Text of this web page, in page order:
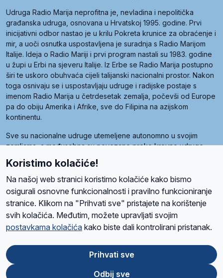
Udruga Radio Marija neprofitna je, nevladina i nepolitička
građanska udruga, osnovana u Hrvatskoj 1995. godine. Prvi
inicijativni odbor nastao je u krilu Pokreta krunice za obraćenje i
mir, a uoči osnutka uspostavljena je suradnja s Radio Marijom
Italije. Ideja o Radio Mariji i prvi program nastali su 1983. godine
u župi u Erbi na sjeveru Italije. Iz Erbe se Radio Marija postupno
širi te uskoro obuhvaća cijeli talijanski nacionalni prostor. Nakon
toga osnivaju se i uspostavljaju udruge i radijske postaje s
imenom Radio Marija u četrdesetak zemalja, počevši od Europe
pa do obiju Amerika i Afrike, sve do Filipina na azijskom
kontinentu.
Sve su nacionalne udruge utemeljene autonomno u svojim
zemljama, a međusobna su povezane preko krovne udruge
Radio Maria). Svjetsku obitelj utemeljilo je sedam članica, među
kojima je i hrvatska Udruga Radio Marija.
O namaRadio ProgramVolonteriPrijateljiKontaktPravila privatnosti
Ova stranica je zaštićena Google reCAPTCHA sustavom
Google
Koristimo kolačiće!
Na našoj web stranici koristimo kolačiće kako bismo
osigurali osnovne funkcionalnosti i pravilno funkcioniranje
stranice. Klikom na "Prihvati sve" pristajete na korištenje
svih kolačića. Međutim, možete upravljati svojim
postavkama kolačića kako biste dali kontrolirani pristanak.
Prihvati sve
Odbij sve